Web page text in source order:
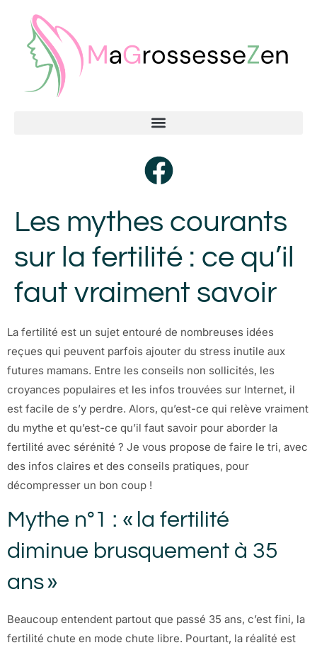
Les mythes courants
sur la fertilité : ce qu’il
faut vraiment savoir
La fertilité est un sujet entouré de nombreuses idées
reçues qui peuvent parfois ajouter du stress inutile aux
futures mamans. Entre les conseils non sollicités, les
croyances populaires et les infos trouvées sur Internet, il
est facile de s’y perdre. Alors, qu’est-ce qui relève vraiment
du mythe et qu’est-ce qu’il faut savoir pour aborder la
fertilité avec sérénité ? Je vous propose de faire le tri, avec
des infos claires et des conseils pratiques, pour
décompresser un bon coup !
Mythe n°1 : « la fertilité
diminue brusquement à 35
ans »
Beaucoup entendent partout que passé 35 ans, c’est fini, la
fertilité chute en mode chute libre. Pourtant, la réalité est